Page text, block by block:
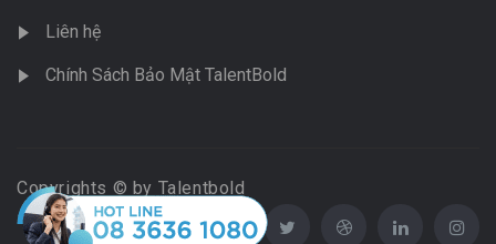
Liên hệ
Chính Sách Bảo Mật TalentBold
Copyrights © by Talentbold